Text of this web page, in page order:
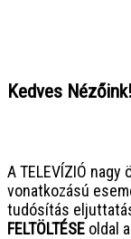
Kedves Nézőink!
A TELEVÍZIÓ
vonatkozású
tudósítás
FELTÖLTÉSE oldal